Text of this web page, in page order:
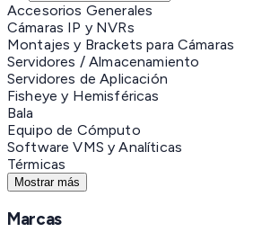
Accesorios Generales
Cámaras IP y NVRs
Montajes y Brackets para Cámaras
Servidores / Almacenamiento
Servidores de Aplicación
Fisheye y Hemisféricas
Bala
Equipo de Cómputo
Software VMS y Analíticas
Térmicas
Mostrar más
Marcas